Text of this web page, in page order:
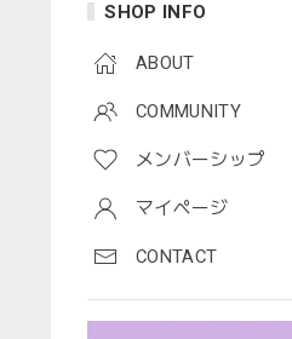
SHOP INFO
ABOUT
COMMUNITY
メンバーシップ
マイページ
CONTACT